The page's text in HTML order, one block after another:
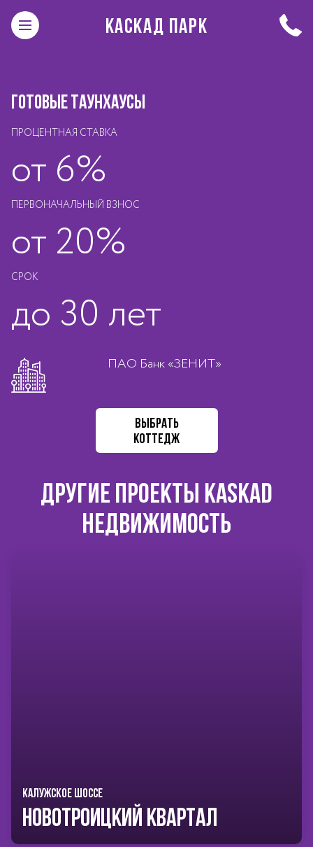
КАСКАД ПАРК
ГОТОВЫЕ ТАУНХАУСЫ
ПРОЦЕНТНАЯ СТАВКА
от 6%
ПЕРВОНАЧАЛЬНЫЙ ВЗНОС
от 20%
СРОК
до 30 лет
ПАО Банк «ЗЕНИТ»
ВЫБРАТЬ
КОТТЕДЖ
ДРУГИЕ ПРОЕКТЫ KASKAD
НЕДВИЖИМОСТЬ
КАЛУЖСКОЕ ШОССЕ
Новотроицкий Квартал